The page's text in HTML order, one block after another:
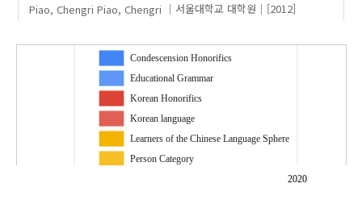
Piao, Chengri Piao, Chengri 서울대학교 대학원 [2012]
2020
Condescension Honorifics
Educational Grammar
Korean Honorifics
Korean language
Learners of the Chinese Language Sphere
Person Category